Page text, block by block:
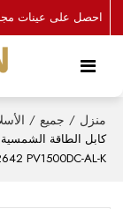
احصل على عينات
منزل / جميع /
PV1500DC-AL-K